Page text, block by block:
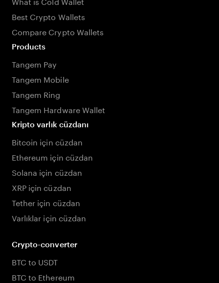
Best Crypto Wallets
Compare Crypto Wallets
Products
Tangem Pay
Tangem Mobile
Tangem Ring
Tangem Hardware Wallet
Kripto varlık cüzdanı
Bitcoin için cüzdan
Ethereum için cüzdan
Solana için cüzdan
XRP için cüzdan
Tether için cüzdan
Varlıklar için cüzdan
Crypto-converter
BTC to USDT
BTC to Ethereum